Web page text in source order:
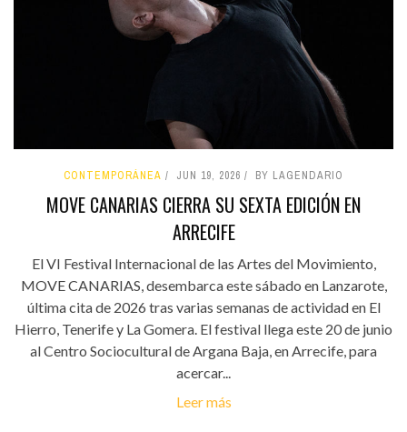
CONTEMPORÁNEA JUN 19, 2026 BY LAGENDARIO
MOVE CANARIAS CIERRA SU SEXTA EDICIÓN EN
ARRECIFE
El VI Festival Internacional de las Artes del Movimiento,
MOVE CANARIAS, desembarca este sábado en Lanzarote,
última cita de 2026 tras varias semanas de actividad en El
Hierro, Tenerife y La Gomera. El festival llega este 20 de junio
al Centro Sociocultural de Argana Baja, en Arrecife, para
acercar...
Leer más